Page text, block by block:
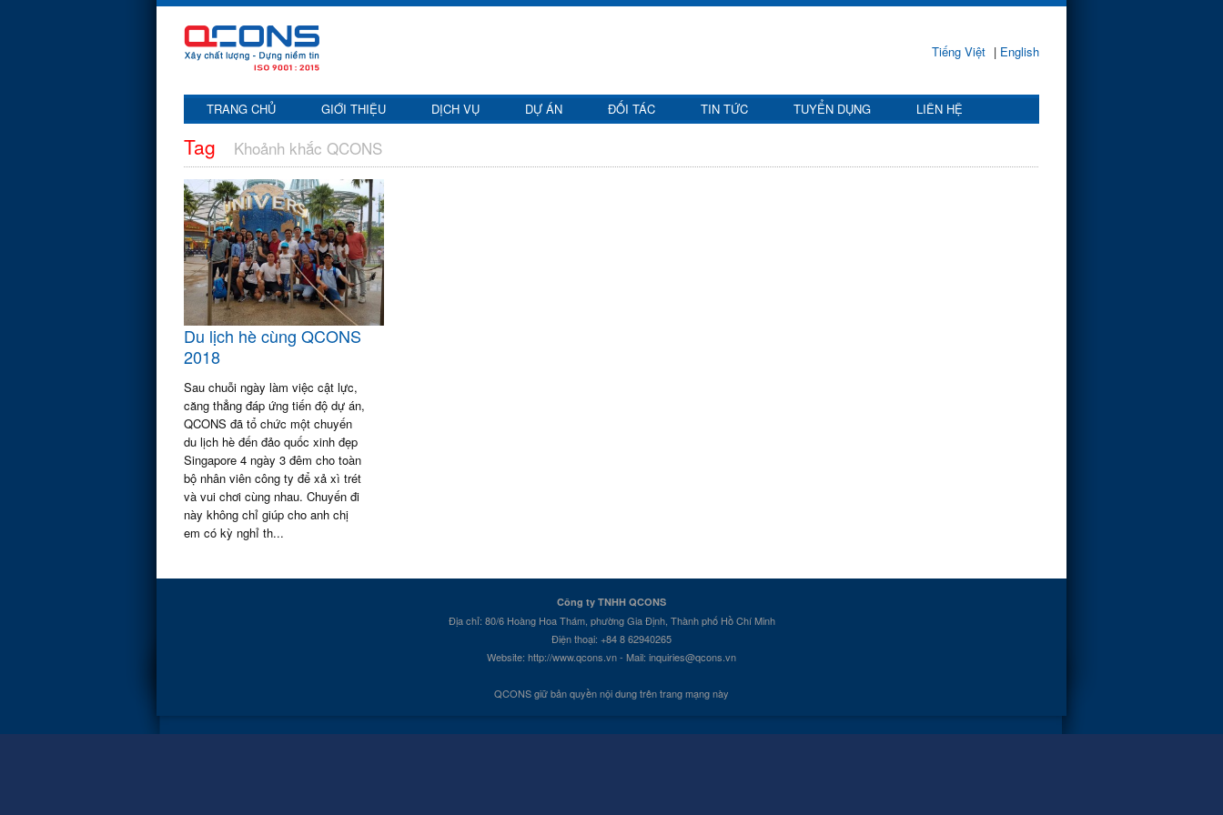
Tiếng Việt | English
TRANG CHỦ GIỚI THIỆU DỊCH VỤ DỰ ÁN ĐỐI TÁC TIN TỨC TUYỂN DỤNG LIÊN HỆ
Tag Khoảnh khắc QCONS
Du lịch hè cùng QCONS
2018
Sau chuỗi ngày làm việc cật lực,
căng thẳng đáp ứng tiến độ dự án,
QCONS đã tổ chức một chuyến
du lịch hè đến đảo quốc xinh đẹp
Singapore 4 ngày 3 đêm cho toàn
bộ nhân viên công ty để xả xì trét
và vui chơi cùng nhau. Chuyến đi
này không chỉ giúp cho anh chị
em có kỳ nghỉ th...
Công ty TNHH QCONS
Địa chỉ: 80/6 Hoàng Hoa Thám, phường Gia Định, Thành phố Hồ Chí Minh
Điện thoại: +84 8 62940265
Website: http://www.qcons.vn - Mail: inquiries@qcons.vn
QCONS giữ bản quyền nội dung trên trang mạng này